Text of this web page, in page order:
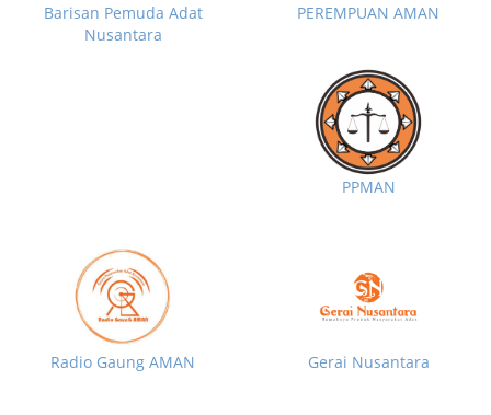
Barisan Pemuda Adat
Nusantara
PEREMPUAN AMAN
PPMAN
Radio Gaung AMAN Gerai Nusantara